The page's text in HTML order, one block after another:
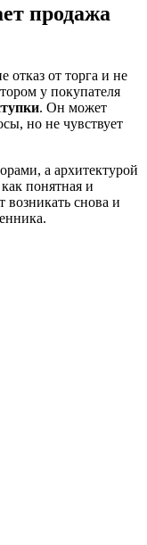
продажа
отказ от торга и не
у покупателя
. Он может
но не чувствует
а архитектурой
понятная и
возникать снова и